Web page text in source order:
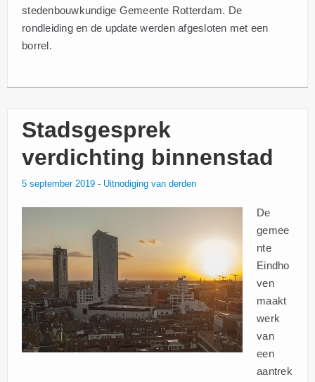
stedenbouwkundige Gemeente Rotterdam. De
rondleiding en de update werden afgesloten met een
borrel.
Stadsgesprek
verdichting binnenstad
5 september 2019 - Uitnodiging van derden
De
gemee
nte
Eindho
ven
maakt
werk
van
een
aantrek